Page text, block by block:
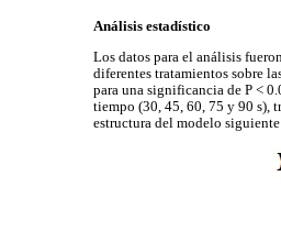
Análisis estadístico
Los datos para el análisis
diferentes tratamientos sobre
para una significancia de P <
tiempo (30, 45, 60, 75 y 90 s),
estructura del modelo